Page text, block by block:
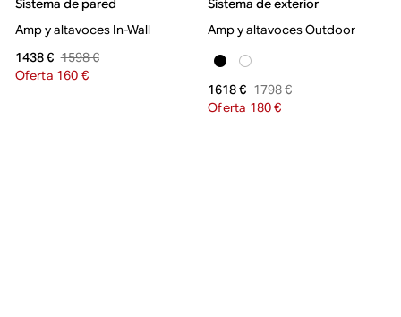
Sistema de pared
Amp y altavoces In-Wall
1438 € 1598 €
Oferta 160 €
Sistema de exterior
Amp y altavoces Outdoor
1618 € 1798 €
Oferta 180 €